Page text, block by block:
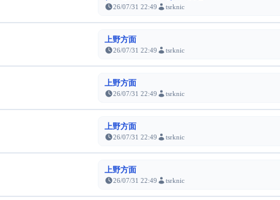
26/07/31 22:49 tsrknic
上野方面
26/07/31 22:49 tsrknic
上野方面
26/07/31 22:49 tsrknic
上野方面
26/07/31 22:49 tsrknic
上野方面
26/07/31 22:49 tsrknic